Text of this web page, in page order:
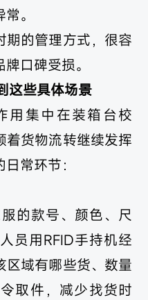
。
期的管理方式，很容
口碑受损。
这些具体场景
用集中在装箱台校
着货物流转继续发挥
常环节：
的款号、颜色、尺
员用RFID手持机经
区域有哪些货、数量
取件，减少找货时